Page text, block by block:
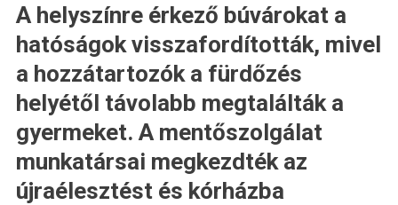
A helyszínre érkező búvárokat a
hatóságok visszafordították, mivel
a hozzátartozók a fürdőzés
helyétől távolabb megtalálták a
gyermeket. A mentőszolgálat
munkatársai megkezdték az
újraélesztést és kórházba